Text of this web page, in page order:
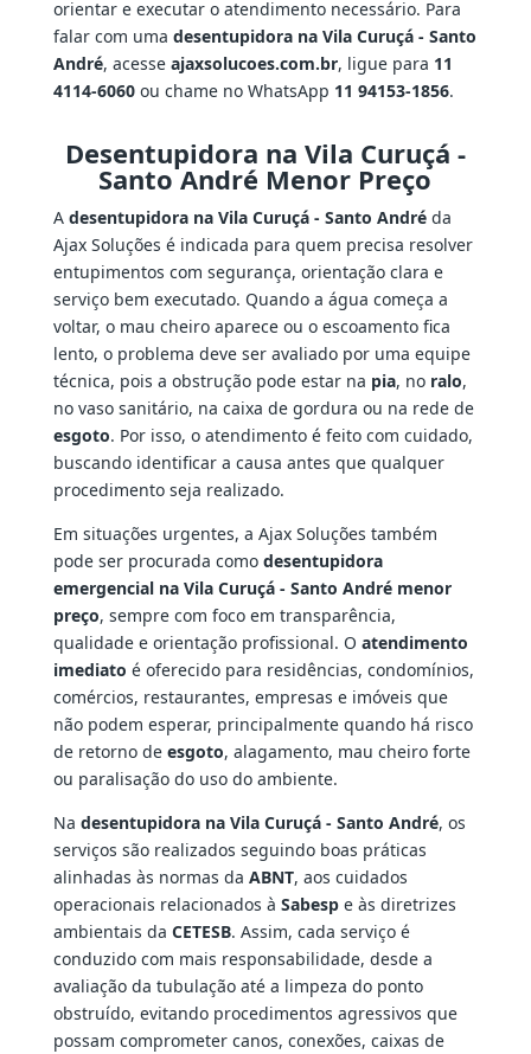
orientar e executar o atendimento necessário. Para
falar com uma desentupidora na Vila Curuçá - Santo
André, acesse ajaxsolucoes.com.br, ligue para 11
4114-6060ou chame no WhatsApp 11 94153-1856.
Desentupidora na Vila Curuçá -
Santo André Menor Preço
A desentupidora na Vila Curuçá - Santo Andréda
Ajax Soluções é indicada para quem precisa resolver
entupimentos com segurança, orientação clara e
serviço bem executado. Quando a água começa a
voltar, o mau cheiro aparece ou o escoamento fica
lento, o problema deve ser avaliado por uma equipe
técnica, pois a obstrução pode estar na pia, no ralo,
no vaso sanitário, na caixa de gordura ou na rede de
esgoto. Por isso, o atendimento é feito com cuidado,
buscando identificar a causa antes que qualquer
procedimento seja realizado.
Em situações urgentes, a Ajax Soluções também
pode ser procurada como desentupidora
emergencial na Vila Curuçá - Santo André menor
preço, sempre com foco em transparência,
qualidade e orientação profissional. O atendimento
imediato é oferecido para residências, condomínios,
comércios, restaurantes, empresas e imóveis que
não podem esperar, principalmente quando há risco
de retorno de esgoto, alagamento, mau cheiro forte
ou paralisação do uso do ambiente.
Na desentupidora na Vila Curuçá - Santo André, os
serviços são realizados seguindo boas práticas
alinhadas às normas da ABNT, aos cuidados
operacionais relacionados à Sabespe às diretrizes
ambientais da CETESB. Assim, cada serviço é
conduzido com mais responsabilidade, desde a
avaliação da tubulação até a limpeza do ponto
obstruído, evitando procedimentos agressivos que
possam comprometer canos, conexões, caixas de